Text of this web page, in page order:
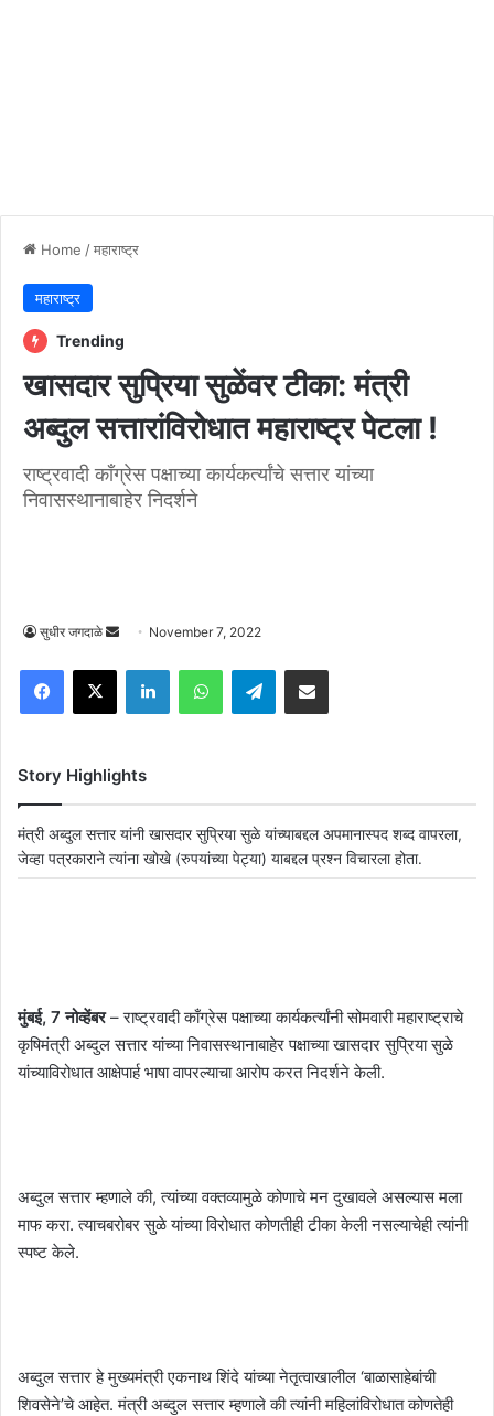
Home /महाराष्ट्र
महाराष्ट्र
Trending
खासदार सुप्रिया सुळेंवर टीका: मंत्री
अब्दुल सत्तारांविरोधात महाराष्ट्र पेटला !
राष्ट्रवादी काँग्रेस पक्षाच्या कार्यकर्त्यांचे सत्तार यांच्या
निवासस्थानाबाहेर निदर्शने
सुधीर जगदाळे
Send
email
November 7, 2022
Facebook
X LinkedInWhatsAppTelegramShare via Email
Story Highlights
मंत्री अब्दुल सत्तार यांनी खासदार सुप्रिया सुळे यांच्याबद्दल अपमानास्पद शब्द वापरला,
जेव्हा पत्रकाराने त्यांना खोखे (रुपयांच्या पेट्या) याबद्दल प्रश्न विचारला होता.
मुंबई, 7 नोव्हेंबर– राष्ट्रवादी काँग्रेस पक्षाच्या कार्यकर्त्यांनी सोमवारी महाराष्ट्राचे
कृषिमंत्री अब्दुल सत्तार यांच्या निवासस्थानाबाहेर पक्षाच्या खासदार सुप्रिया सुळे
यांच्याविरोधात आक्षेपार्ह भाषा वापरल्याचा आरोप करत निदर्शने केली.
अब्दुल सत्तार म्हणाले की, त्यांच्या वक्तव्यामुळे कोणाचे मन दुखावले असल्यास मला
माफ करा. त्याचबरोबर सुळे यांच्या विरोधात कोणतीही टीका केली नसल्याचेही त्यांनी
स्पष्ट केले.
अब्दुल सत्तार हे मुख्यमंत्री एकनाथ शिंदे यांच्या नेतृत्वाखालील ‘बाळासाहेबांची
शिवसेने’चे आहेत. मंत्री अब्दुल सत्तार म्हणाले की त्यांनी महिलांविरोधात कोणतेही